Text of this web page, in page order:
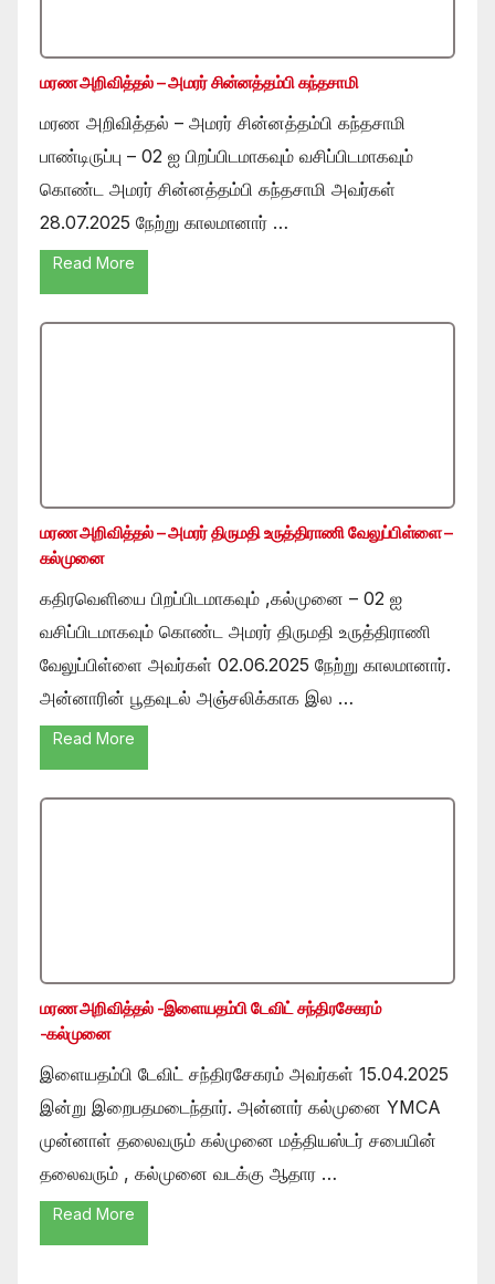
மரண அறிவித்தல் – அமரர் சின்னத்தம்பி கந்தசாமி
மரண அறிவித்தல் – அமரர் சின்னத்தம்பி கந்தசாமி
பாண்டிருப்பு – 02 ஐ பிறப்பிடமாகவும் வசிப்பிடமாகவும்
கொண்ட அமரர் சின்னத்தம்பி கந்தசாமி அவர்கள்
28.07.2025 நேற்று காலமானார் …
Read More
மரண அறிவித்தல் – அமரர் திருமதி உருத்திராணி வேலுப்பிள்ளை –
கல்முனை
கதிரவெளியை பிறப்பிடமாகவும் ,கல்முனை – 02 ஐ
வசிப்பிடமாகவும் கொண்ட அமரர் திருமதி உருத்திராணி
வேலுப்பிள்ளை அவர்கள் 02.06.2025 நேற்று காலமானார்.
அன்னாரின் பூதவுடல் அஞ்சலிக்காக இல …
Read More
மரண அறிவித்தல் -இளையதம்பி டேவிட் சந்திரசேகரம்
-கல்முனை
இளையதம்பி டேவிட் சந்திரசேகரம் அவர்கள் 15.04.2025
இன்று இறைபதமடைந்தார். அன்னார் கல்முனை YMCA
முன்னாள் தலைவரும் கல்முனை மத்தியஸ்டர் சபையின்
தலைவரும் , கல்முனை வடக்கு ஆதார …
Read More